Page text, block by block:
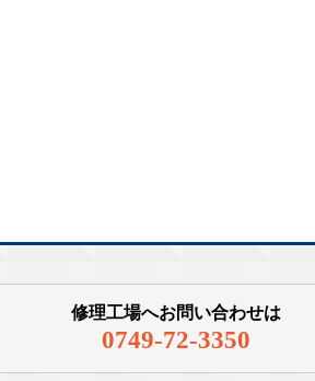
修理工場へお問い合わせは
0749-72-3350